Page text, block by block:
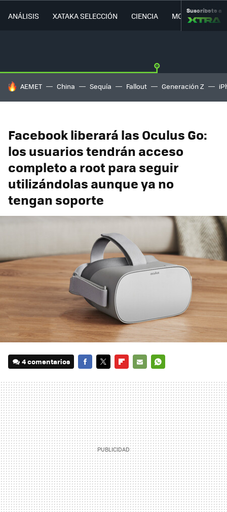
ANÁLISIS XATAKA SELECCIÓN CIENCIA MOVILIDAD
Suscríbete a
HOY SE HABLA DE
AEMET China Sequía Fallout Generación Z
Facebook liberará las Oculus Go:
los usuarios tendrán acceso
completo a root para seguir
utilizándolas aunque ya no
tengan soporte
4 comentarios
MAIL